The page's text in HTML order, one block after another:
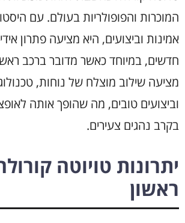
המוכרות והפופולריות בעולם. עם
אמינות וביצועים, היא מציעה פתרון
חדשים, במיוחד כאשר מדובר ברכב
מציעה שילוב מוצלח של נוחות,
וביצועים טובים, מה שהופך אותה
בקרב נהגים צעירים.
יתרונות טויוטה
ראשון